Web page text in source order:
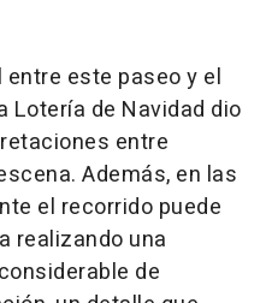
este paseo y el
Lotería de Navidad dio
entre
Además, en las
el recorrido puede
realizando una
de